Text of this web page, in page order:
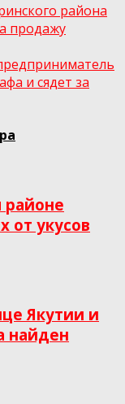
района
продажу
и сядет за
от укусов
Якутии и
найден